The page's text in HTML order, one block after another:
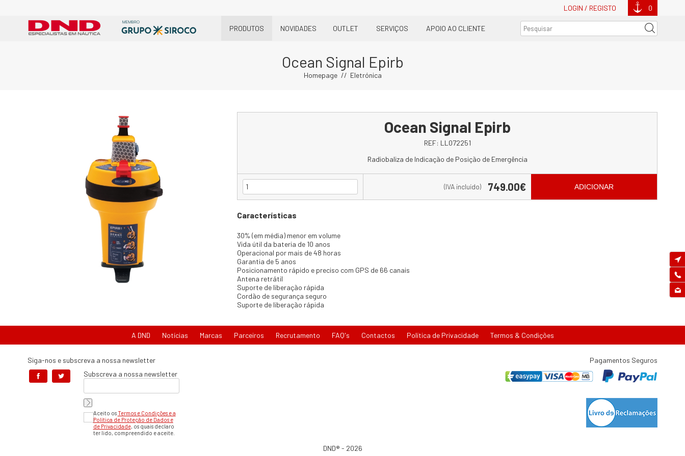
LOGIN / REGISTO 0
PRODUTOS NOVIDADES OUTLET SERVIÇOS APOIO AO CLIENTE
Ocean Signal Epirb
Homepage Eletrónica
Ocean Signal Epirb
REF: LL072251
Radiobaliza de Indicação de Posição de Emergência
(IVA incluído) 749.00€ ADICIONAR
Características
30% (em média) menor em volume
Vida útil da bateria de 10 anos
Operacional por mais de 48 horas
Garantia de 5 anos
Posicionamento rápido e preciso com GPS de 66 canais
Antena retrátil
Suporte de liberação rápida
Cordão de segurança seguro
Suporte de liberação rápida
A DND Notícias Marcas Parceiros Recrutamento FAQ's Contactos Política de Privacidade Termos & Condições
Siga-nos e subscreva a nossa newsletter
Subscreva a nossa newsletter
Aceito osTermos e Condições e a
Política de Proteção de Dados e
de Privacidade, os quais declaro
ter lido, compreendido e aceite.
Pagamentos Seguros
DND® - 2026